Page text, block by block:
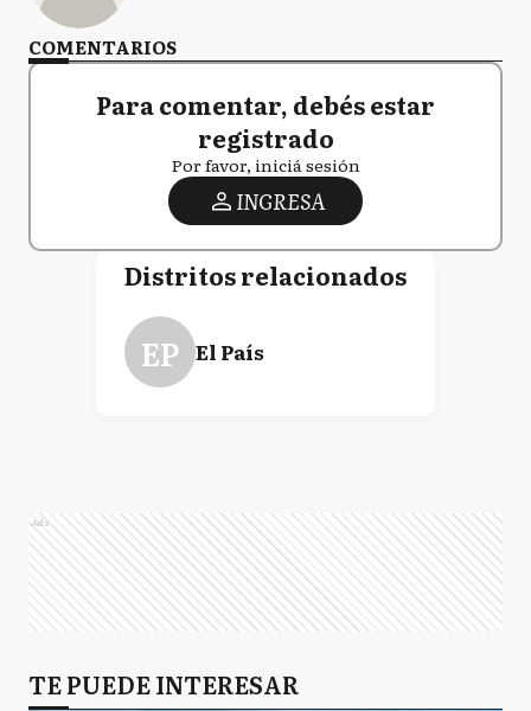
COMENTARIOS
Para comentar, debés estar
registrado
Por favor, iniciá sesión
INGRESA
Distritos relacionados
EP El País
Ads
TE PUEDE INTERESAR